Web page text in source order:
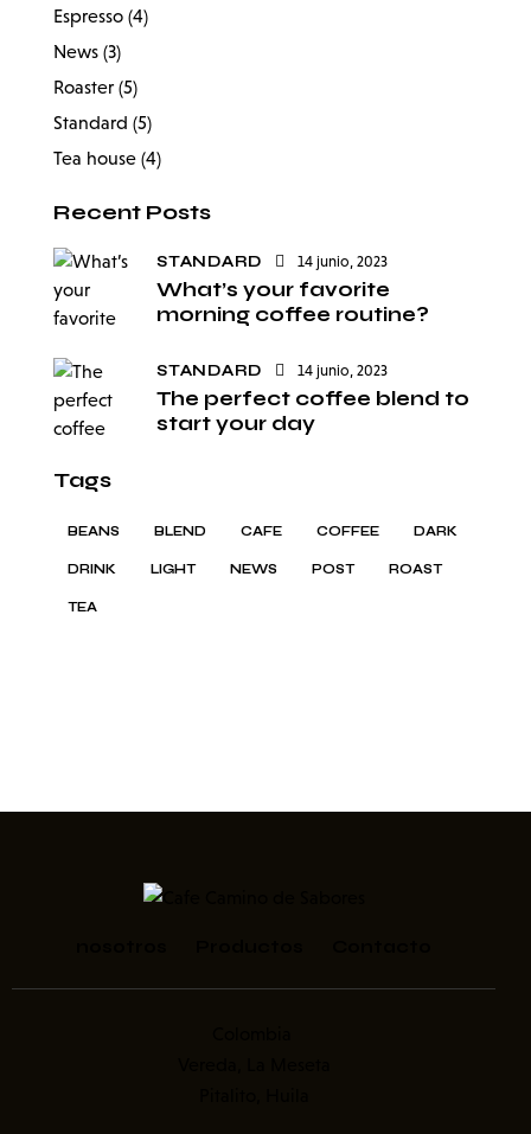
Espresso (4)
News (3)
Roaster (5)
Standard (5)
Tea house (4)
Recent Posts
STANDARD 14 junio, 2023
What’s your favorite
morning coffee routine?
STANDARD 14 junio, 2023
The perfect coffee blend to
start your day
Tags
BEANS BLEND CAFE COFFEE DARK
DRINK LIGHT NEWS POST ROAST
TEA